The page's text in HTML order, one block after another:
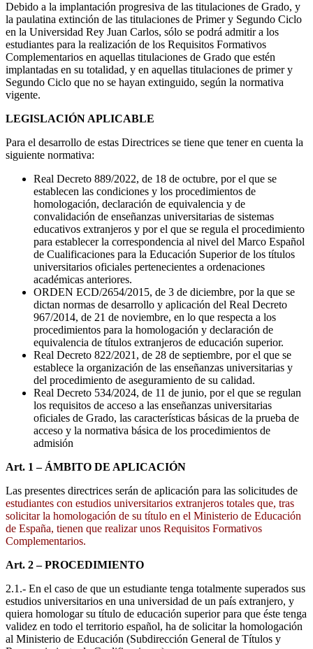
Debido a la implantación progresiva de las titulaciones de Grado, y
la paulatina extinción de las titulaciones de Primer y Segundo Ciclo
en la Universidad Rey Juan Carlos, sólo se podrá admitir a los
estudiantes para la realización de los Requisitos Formativos
Complementarios en aquellas titulaciones de Grado que estén
implantadas en su totalidad, y en aquellas titulaciones de primer y
Segundo Ciclo que no se hayan extinguido, según la normativa
vigente.
LEGISLACIÓN APLICABLE
Para el desarrollo de estas Directrices se tiene que tener en cuenta la
siguiente normativa:
Real Decreto 889/2022, de 18 de octubre, por el que se
establecen las condiciones y los procedimientos de
homologación, declaración de equivalencia y de
convalidación de enseñanzas universitarias de sistemas
educativos extranjeros y por el que se regula el procedimiento
para establecer la correspondencia al nivel del Marco Español
de Cualificaciones para la Educación Superior de los títulos
universitarios oficiales pertenecientes a ordenaciones
académicas anteriores.
ORDEN ECD/2654/2015, de 3 de diciembre, por la que se
dictan normas de desarrollo y aplicación del Real Decreto
967/2014, de 21 de noviembre, en lo que respecta a los
procedimientos para la homologación y declaración de
equivalencia de títulos extranjeros de educación superior.
Real Decreto 822/2021, de 28 de septiembre, por el que se
establece la organización de las enseñanzas universitarias y
del procedimiento de aseguramiento de su calidad.
Real Decreto 534/2024, de 11 de junio, por el que se regulan
los requisitos de acceso a las enseñanzas universitarias
oficiales de Grado, las características básicas de la prueba de
acceso y la normativa básica de los procedimientos de
admisión
Art. 1 – ÁMBITO DE APLICACIÓN
Las presentes directrices serán de aplicación para las solicitudes de
estudiantes con estudios universitarios extranjeros totales que, tras
solicitar la homologación de su título en el Ministerio de Educación
de España, tienen que realizar unos Requisitos Formativos
Complementarios.
Art. 2 – PROCEDIMIENTO
2.1.- En el caso de que un estudiante tenga totalmente superados sus
estudios universitarios en una universidad de un país extranjero, y
quiera homologar su título de educación superior para que éste tenga
validez en todo el territorio español, ha de solicitar la homologación
al Ministerio de Educación (Subdirección General de Títulos y